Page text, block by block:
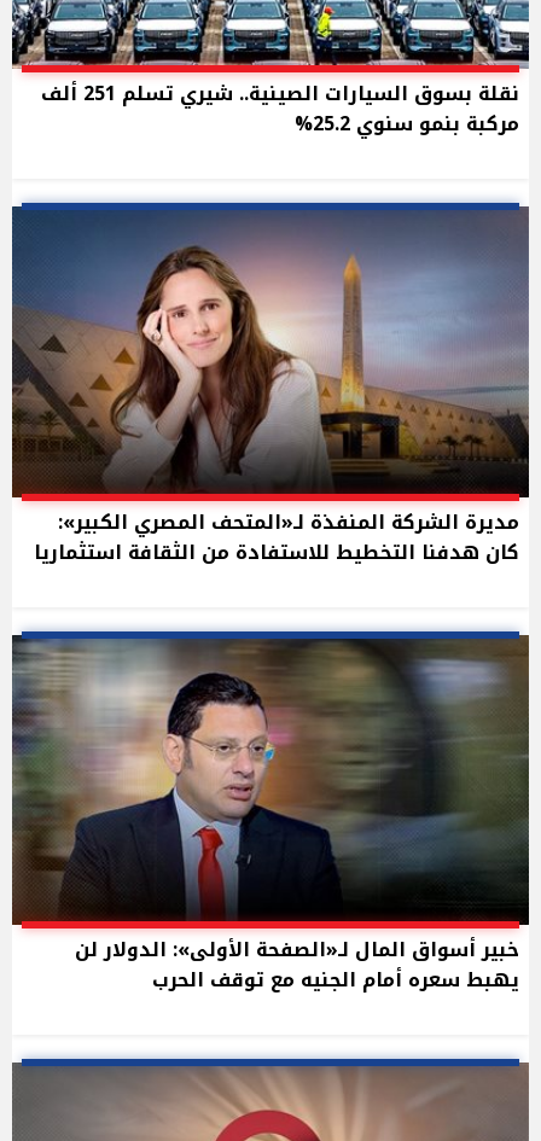
نقلة بسوق السيارات الصينية.. شيري تسلم 251 ألف
مركبة بنمو سنوي 25.2%
مديرة الشركة المنفذة لـ«المتحف المصري الكبير»:
كان هدفنا التخطيط للاستفادة من الثقافة استثماريا
خبير أسواق المال لـ«الصفحة الأولى»: الدولار لن
يهبط سعره أمام الجنيه مع توقف الحرب